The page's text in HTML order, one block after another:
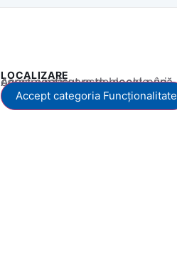
LOCALIZARE
Acest conținut este blocat până când acceptați categoria corespunzătoare de cookie-uri.
Accept categoria Funcționalitate